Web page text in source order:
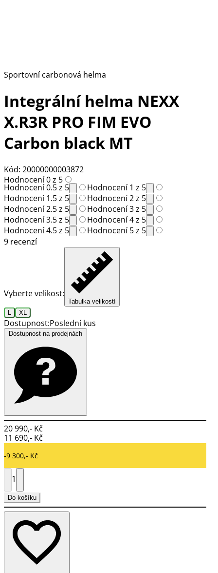
Sportovní carbonová helma
Integrální helma NEXX
X.R3R PRO FIM EVO
Carbon black MT
Kód: 20000000003872
Hodnocení 0 z 5
Hodnocení 0.5 z 5
Hodnocení 1 z 5
Hodnocení 1.5 z 5
Hodnocení 2 z 5
Hodnocení 2.5 z 5
Hodnocení 3 z 5
Hodnocení 3.5 z 5
Hodnocení 4 z 5
Hodnocení 4.5 z 5
Hodnocení 5 z 5
9 recenzí
Vyberte velikost:
Tabulka velikostí
XL
Dostupnost:Poslední kus
20 990,- Kč
11 690,- Kč
-9 300,- Kč
1
Do košíku